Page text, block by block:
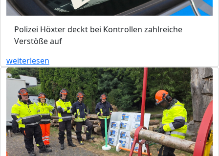
Polizei Höxter deckt bei Kontrollen zahlreiche
Verstöße auf
weiterlesen